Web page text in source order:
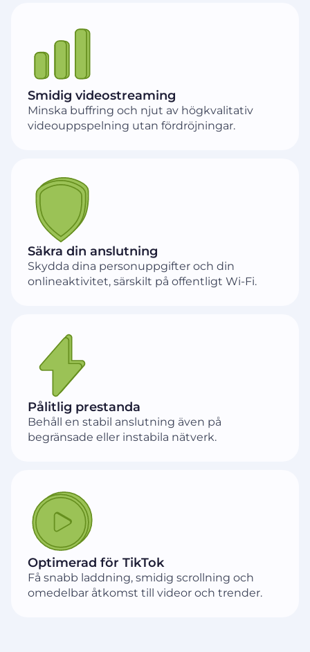
Smidig videostreaming
Minska buffring och njut av högkvalitativ
videouppspelning utan fördröjningar.
Säkra din anslutning
Skydda dina personuppgifter och din
onlineaktivitet, särskilt på offentligt Wi-Fi.
Pålitlig prestanda
Behåll en stabil anslutning även på
begränsade eller instabila nätverk.
Optimerad för TikTok
Få snabb laddning, smidig scrollning och
omedelbar åtkomst till videor och trender.